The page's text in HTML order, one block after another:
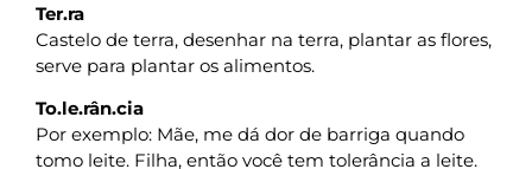
Ter.ra
Castelo de terra, desenhar na terra, plantar as flores,
serve para plantar os alimentos.
To.le.rân.cia
Por exemplo: Mãe, me dá dor de barriga quando
tomo leite. Filha, então você tem tolerância a leite.